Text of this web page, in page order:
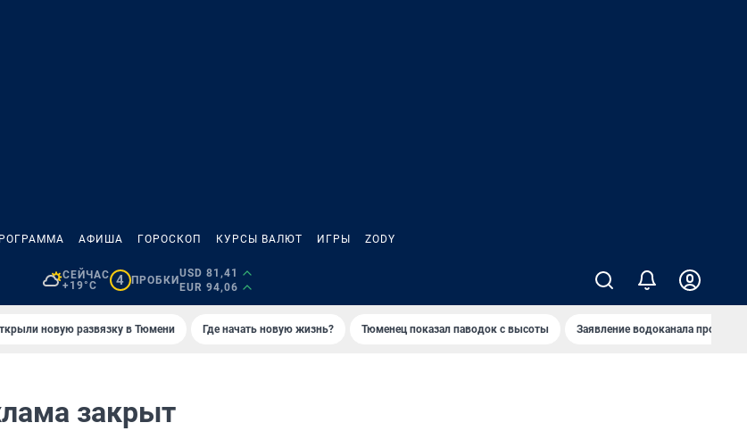
АФИША ГОРОСКОП КУРСЫ ВАЛЮТ ИГРЫ ZODY
СЕЙЧАС
+19°C
4 ПРОБКИ
USD 81,41
EUR 94,06
новую развязку в Тюмени Где начать новую жизнь? Тюменец показал паводок с высоты Заявление водоканала про
закрыт